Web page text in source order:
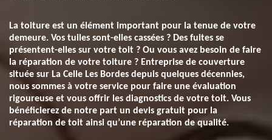
La toiture est un élément important pour la tenue de votre
demeure. Vos tuiles sont-elles cassées ? Des fuites se
présentent-elles sur votre toit ? Ou vous avez besoin de faire
la réparation de votre toiture ? Entreprise de couverture
située sur La Celle Les Bordes depuis quelques décennies,
nous sommes à votre service pour faire une évaluation
rigoureuse et vous offrir les diagnostics de votre toit. Vous
bénéficierez de notre part un devis gratuit pour la
réparation de toit ainsi qu’une réparation de qualité.